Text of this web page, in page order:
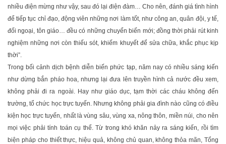
nhiều điện mừng như vậy, sau đó lại điện đàm… Cho nên, đánh giá tình hình
để tiếp tục chỉ đạo, động viên những nơi làm tốt, như công an, quân đội, y tế,
đối ngoại, tôn giáo… đều có những chuyển biến mới; đồng thời phải rút kinh
nghiệm những nơi còn thiếu sót, khiếm khuyết để sửa chữa, khắc phục kịp
thời”.
Trong bối cảnh dịch bệnh diễn biến phức tạp, năm nay có nhiều sáng kiến
như dừng bắn pháo hoa, nhưng lại đưa lên truyền hình cả nước đều xem,
không phải đi ra ngoài. Hay như giáo dục, tạm thời các cháu không đến
trường, tổ chức học trực tuyến. Nhưng không phải gia đình nào cũng có điều
kiện học trực tuyến, nhất là vùng sâu, vùng xa, nông thôn, miền núi, cho nên
mọi việc phải tính toán cụ thể. Từ trong khó khăn nảy ra sáng kiến, rồi tìm
biện pháp cho thiết thực, hiệu quả, không chủ quan, không thỏa mãn, Tổng